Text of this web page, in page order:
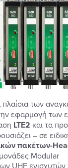
πλαίσια των
εφαρμογή των
LTE2 και τα
– σε
πακέτων-
Modular
UHF ενισχυτών